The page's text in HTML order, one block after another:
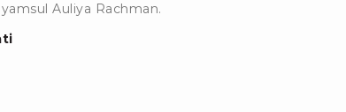
Auliya Rachman.